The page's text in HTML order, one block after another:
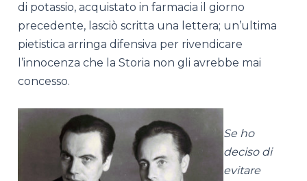
di potassio, acquistato in farmacia il giorno
precedente, lasciò scritta una lettera; un’ultima
pietistica arringa difensiva per rivendicare
l’innocenza che la Storia non gli avrebbe mai
concesso.
Se ho
deciso di
evitare